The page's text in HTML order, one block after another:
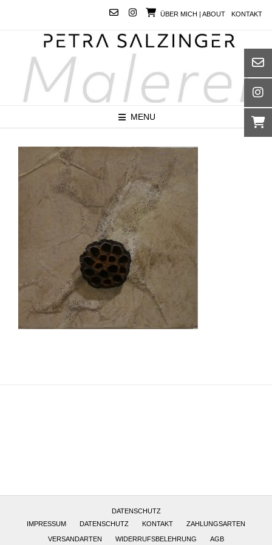
ÜBER MICH | ABOUT KONTAKT
MENU
DATENSCHUTZ
IMPRESSUM
DATENSCHUTZ KONTAKT ZAHLUNGSARTEN
VERSANDARTEN WIDERRUFSBELEHRUNG AGB